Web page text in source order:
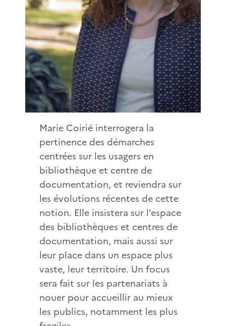
Marie Coirié interrogera la
pertinence des démarches
centrées sur les usagers en
bibliothèque et centre de
documentation, et reviendra sur
les évolutions récentes de cette
notion. Elle insistera sur l’espace
des bibliothèques et centres de
documentation, mais aussi sur
leur place dans un espace plus
vaste, leur territoire. Un focus
sera fait sur les partenariats à
nouer pour accueillir au mieux
les publics, notamment les plus